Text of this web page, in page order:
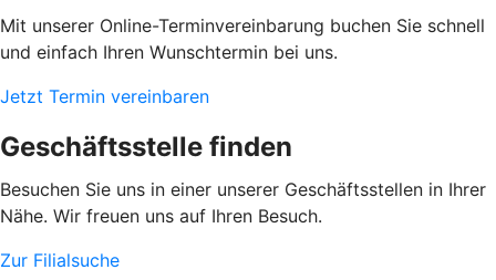
Mit unserer Online-Terminvereinbarung buchen Sie schnell
und einfach Ihren Wunschtermin bei uns.
Jetzt Termin vereinbaren
Geschäftsstelle finden
Besuchen Sie uns in einer unserer Geschäftsstellen in Ihrer
Nähe. Wir freuen uns auf Ihren Besuch.
Zur Filialsuche